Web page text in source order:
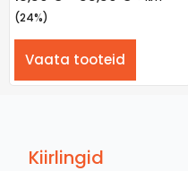
(24%)
Vaata tooteid
Kiirlingid